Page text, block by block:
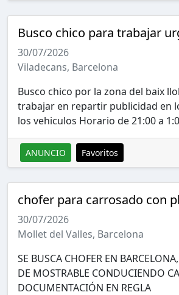
Busco chico para trabajar
30/07/2026
Viladecans, Barcelona
Busco chico por la zona del baix
trabajar en repartir publicidad en
los vehiculos Horario de 21:00 a
ANUNCIO Favoritos
chofer para carrosado con
30/07/2026
Mollet del Valles, Barcelona
SE BUSCA CHOFER EN
DE MOSTRABLE CONDUCIENDO
DOCUMENTACIÓN EN REGLA